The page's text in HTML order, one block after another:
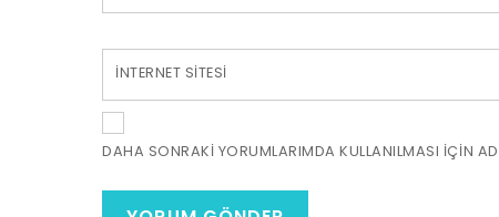
İNTERNET SITESI
DAHA SONRAKI YORUMLARIMDA KULLANILMASI IÇIN